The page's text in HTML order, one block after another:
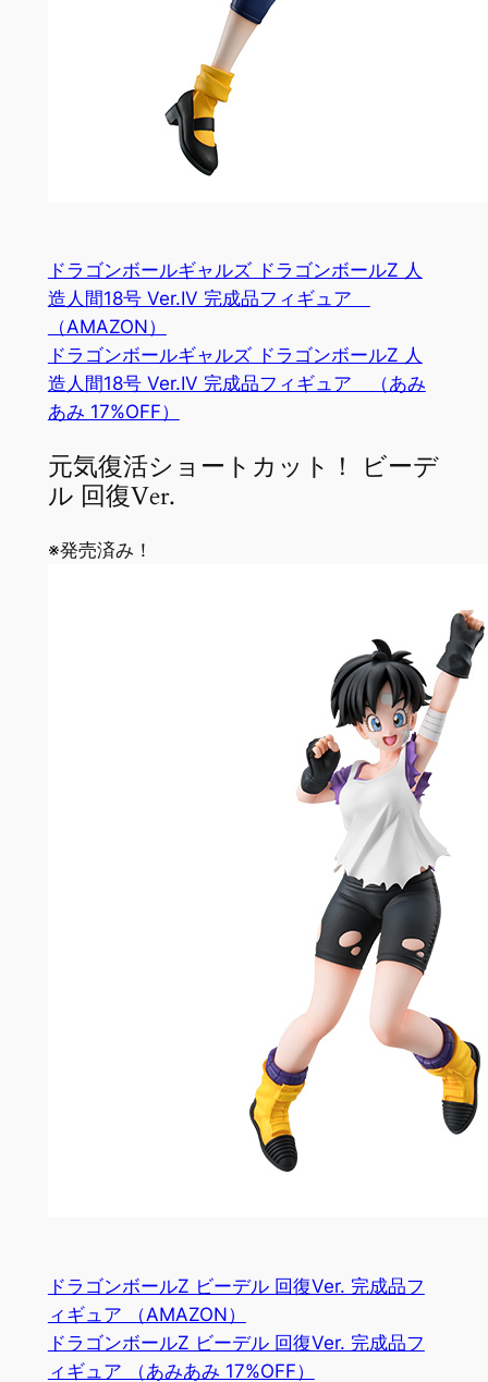
ドラゴンボールギャルズ ドラゴンボールZ 人
造人間18号 Ver.IV 完成品フィギュア
（AMAZON）
ドラゴンボールギャルズ ドラゴンボールZ 人
造人間18号 Ver.IV 完成品フィギュア （あみ
あみ 17%OFF）
元気復活ショートカット！ ビーデ
ル 回復Ver.
※発売済み！
ドラゴンボールZ ビーデル 回復Ver. 完成品フ
ィギュア （AMAZON）
ドラゴンボールZ ビーデル 回復Ver. 完成品フ
ィギュア （あみあみ 17%OFF）